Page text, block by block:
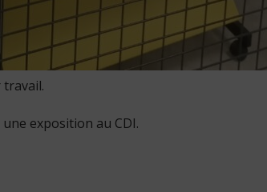
exposition au CDI.